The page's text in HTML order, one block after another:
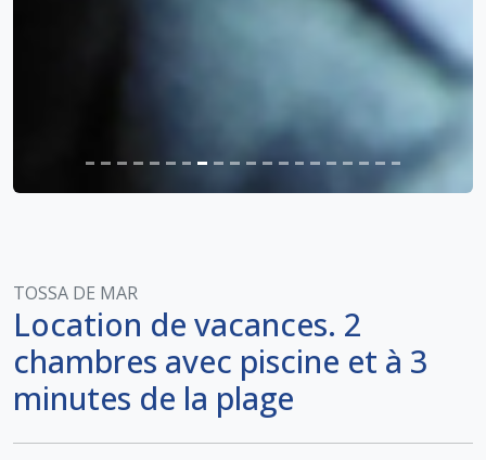
TOSSA DE MAR
Location de vacances. 2
chambres avec piscine et à 3
minutes de la plage